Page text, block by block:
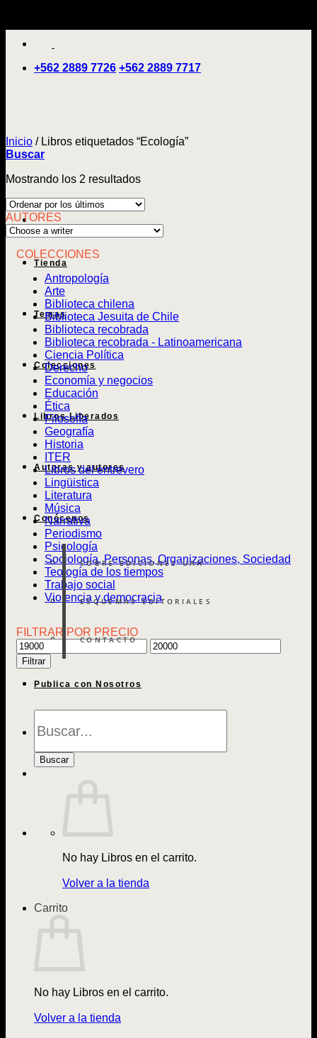
+562 2889 7726 +562 2889 7717
Tienda
Temas
Colecciones
Libros Liberados
Autoras y autores
Conócenos
SOBRE EDICIONES UAH
ESQUEMAS EDITORIALES
CONTACTO
Publica con Nosotros
de
Buscar
No hay Libros en el carrito.
Volver a la tienda
Carrito
No hay Libros en el carrito.
Volver a la tienda
Inicio /Libros etiquetados “Ecología”
Buscar
Mostrando los 2 resultadosOrdenado
los
AUTORES
COLECCIONES
Antropología
Arte
Biblioteca chilena
Biblioteca Jesuita de Chile
Biblioteca recobrada
Biblioteca recobrada - Latinoamericana
Ciencia Política
Derecho
Economía y negocios
Educación
Ética
Filosofía
Geografía
Historia
ITER
Libros del entrevero
Lingüistica
Literatura
Música
Narrativa
Periodismo
Psicología
Sociología, Personas, Organizaciones, Sociedad
Teología de los tiempos
Trabajo social
Violencia y democracia
FILTRAR POR PRECIO
Precio
mínimo
Precio
máximo
Filtrar